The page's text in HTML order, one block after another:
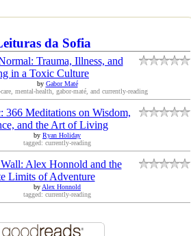
da Sofia
Trauma, Illness, and
in a Toxic Culture
by Gabor Maté
mental-health, gabor-maté, and currently-reading
366 Meditations on Wisdom,
and the Art of Living
by Ryan Holiday
tagged: currently-reading
Alex Honnold and the
Limits of Adventure
byAlex Honnold
tagged: currently-reading